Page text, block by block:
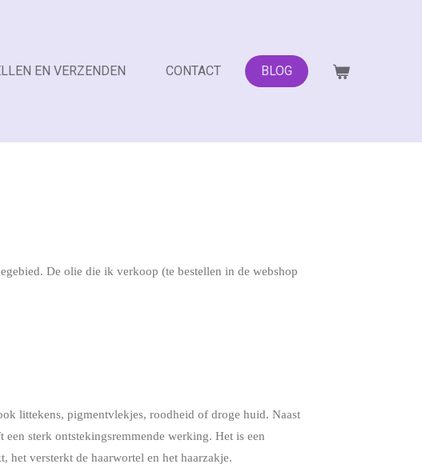
EN VERZENDEN CONTACT BLOG
De olie die ik verkoop (te bestellen in de webshop
littekens, pigmentvlekjes, roodheid of droge huid. Naast
sterk ontstekingsremmende werking. Het is een
het versterkt de haarwortel en het haarzakje.